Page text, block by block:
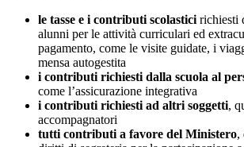
le tasse e i contributi scolastici richiesti
alunni per le attività curriculari ed
pagamento, come le visite guidate, i
mensa autogestita
i contributi richiesti dalla scuola al
come l’assicurazione integrativa
i contributi richiesti ad altri soggetti,
accompagnatori
tutti contributi a favore del Ministero,